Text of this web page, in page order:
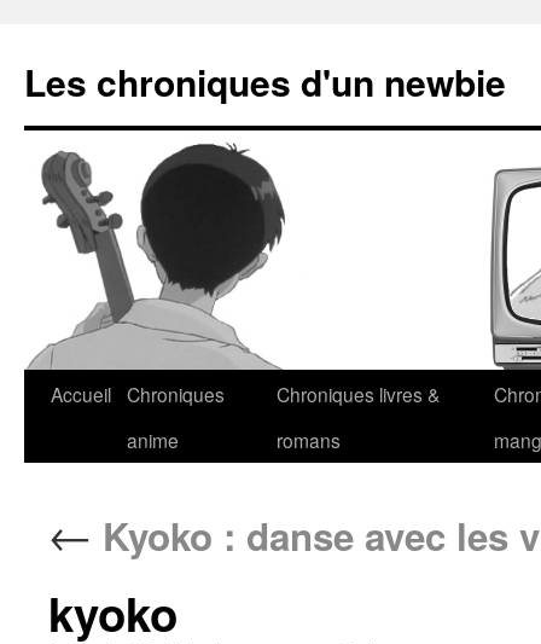
Les chroniques d'un newbie
Accueil Chroniques
anime
Chroniques livres &
romans
← Kyoko : danse avec les
kyoko